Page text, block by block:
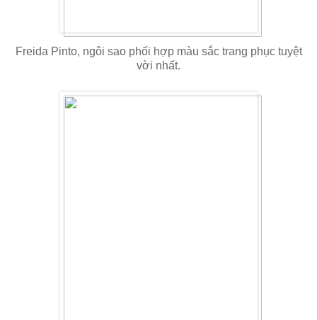
Freida Pinto, ngôi sao phối hợp màu sắc trang phục tuyệt
vời nhất.